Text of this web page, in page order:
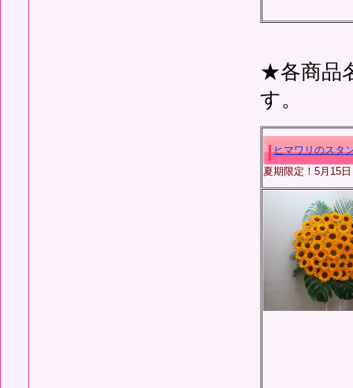
★各商品
す。
ヒマワリのスタ
夏期限定！5月15